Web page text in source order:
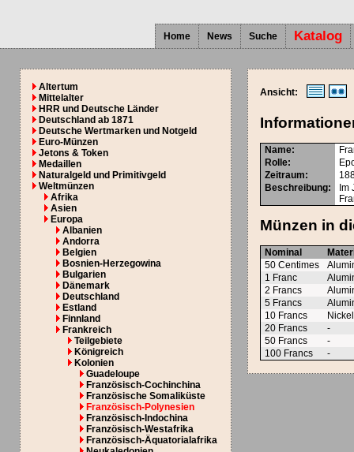
Home News Suche Katalog
Altertum
Mittelalter
HRR und Deutsche Länder
Deutschland ab 1871
Deutsche Wertmarken und Notgeld
Euro-Münzen
Jetons & Token
Medaillen
Naturalgeld und Primitivgeld
Weltmünzen
Afrika
Asien
Europa
Albanien
Andorra
Belgien
Bosnien-Herzegowina
Bulgarien
Dänemark
Deutschland
Estland
Finnland
Frankreich
Teilgebiete
Königreich
Kolonien
Guadeloupe
Französisch-Cochinchina
Französische Somaliküste
Französisch-Polynesien
Französisch-Indochina
Französisch-Westafrika
Französisch-Äquatorialafrika
Ansicht:
Name:
Rolle:
Zeitraum:
Beschreibung:
Im
Münzen in
Nominal
50 Centimes
1 Franc
2 Francs
5 Francs
10 Francs
Nickel
20 Francs
-
50 Francs
-
100 Francs
-